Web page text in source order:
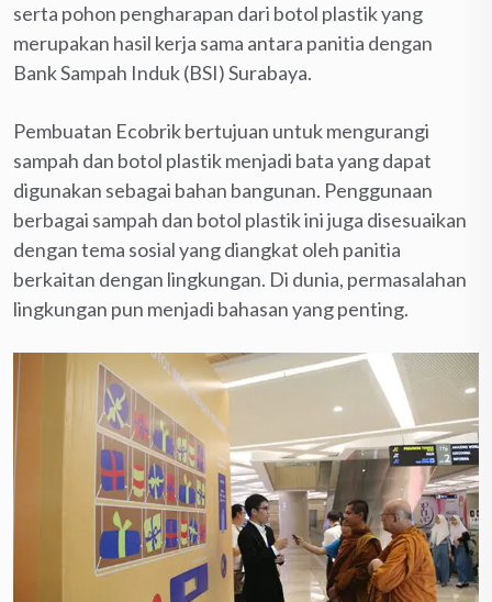
serta pohon pengharapan dari botol plastik yang
merupakan hasil kerja sama antara panitia dengan
Bank Sampah Induk (BSI) Surabaya.
Pembuatan Ecobrik bertujuan untuk mengurangi
sampah dan botol plastik menjadi bata yang dapat
digunakan sebagai bahan bangunan. Penggunaan
berbagai sampah dan botol plastik ini juga disesuaikan
dengan tema sosial yang diangkat oleh panitia
berkaitan dengan lingkungan. Di dunia, permasalahan
lingkungan pun menjadi bahasan yang penting.